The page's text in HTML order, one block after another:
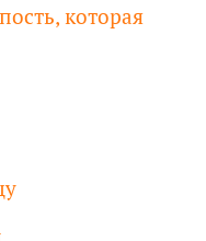
которая